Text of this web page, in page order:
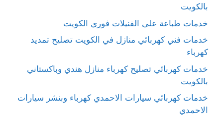
بالكويت
خدمات طباعة على الفنيلات فوري الكويت
خدمات فني كهربائي منازل في الكويت تصليح تمديد
كهرباء
خدمات كهربائي تصليح كهرباء منازل هندي وباكستاني
بالكويت
خدمات كهربائي سيارات الاحمدي كهرباء وبنشر سيارات
الاحمدي